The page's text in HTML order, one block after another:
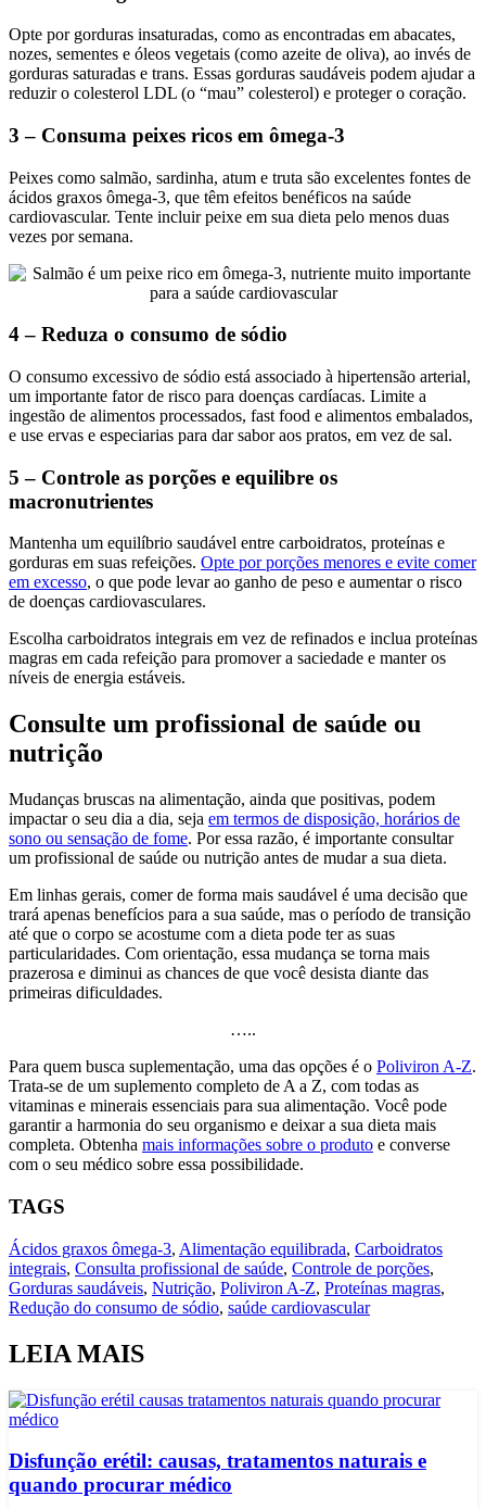
Opte por gorduras insaturadas, como as encontradas em abacates,
nozes, sementes e óleos vegetais (como azeite de oliva), ao invés de
gorduras saturadas e trans. Essas gorduras saudáveis podem ajudar a
reduzir o colesterol LDL (o “mau” colesterol) e proteger o coração.
3 – Consuma peixes ricos em ômega-3
Peixes como salmão, sardinha, atum e truta são excelentes fontes de
ácidos graxos ômega-3, que têm efeitos benéficos na saúde
cardiovascular. Tente incluir peixe em sua dieta pelo menos duas
vezes por semana.
4 – Reduza o consumo de sódio
O consumo excessivo de sódio está associado à hipertensão arterial,
um importante fator de risco para doenças cardíacas. Limite a
ingestão de alimentos processados, fast food e alimentos embalados,
e use ervas e especiarias para dar sabor aos pratos, em vez de sal.
5 – Controle as porções e equilibre os
macronutrientes
Mantenha um equilíbrio saudável entre carboidratos, proteínas e
gorduras em suas refeições. Opte por porções menores e evite comer
em excesso, o que pode levar ao ganho de peso e aumentar o risco
de doenças cardiovasculares.
Escolha carboidratos integrais em vez de refinados e inclua proteínas
magras em cada refeição para promover a saciedade e manter os
níveis de energia estáveis.
Consulte um profissional de saúde ou
nutrição
Mudanças bruscas na alimentação, ainda que positivas, podem
impactar o seu dia a dia, seja em termos de disposição, horários de
sono ou sensação de fome. Por essa razão, é importante consultar
um profissional de saúde ou nutrição antes de mudar a sua dieta.
Em linhas gerais, comer de forma mais saudável é uma decisão que
trará apenas benefícios para a sua saúde, mas o período de transição
até que o corpo se acostume com a dieta pode ter as suas
particularidades. Com orientação, essa mudança se torna mais
prazerosa e diminui as chances de que você desista diante das
primeiras dificuldades.
…..
Para quem busca suplementação, uma das opções é o Poliviron A-Z.
Trata-se de um suplemento completo de A a Z, com todas as
vitaminas e minerais essenciais para sua alimentação. Você pode
garantir a harmonia do seu organismo e deixar a sua dieta mais
completa. Obtenha mais informações sobre o produto e converse
com o seu médico sobre essa possibilidade.
TAGS
Ácidos graxos ômega-3, Alimentação equilibrada, Carboidratos
integrais, Consulta profissional de saúde, Controle de porções,
Gorduras saudáveis, Nutrição, Poliviron A-Z, Proteínas magras,
Redução do consumo de sódio, saúde cardiovascular
LEIA MAIS
Disfunção erétil: causas, tratamentos naturais e
quando procurar médico